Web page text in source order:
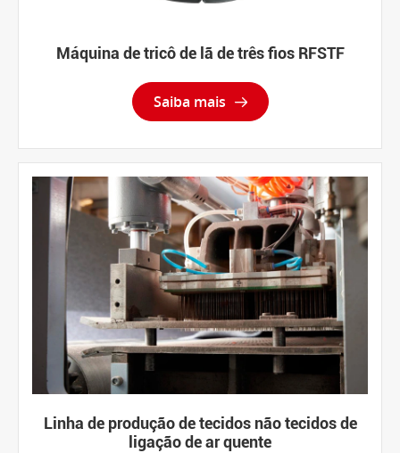
Máquina de tricô de lã de três fios RFSTF
Saiba mais 
Linha de produção de tecidos não tecidos de
ligação de ar quente